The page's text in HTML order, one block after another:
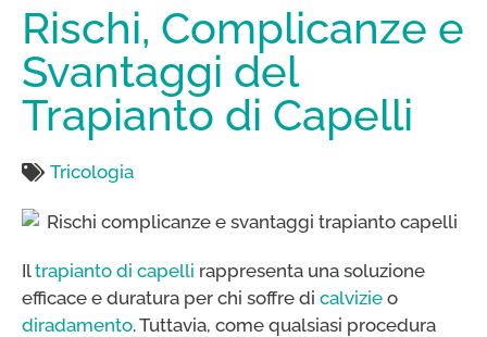
Rischi, Complicanze e
Svantaggi del
Trapianto di Capelli
Tricologia
Iltrapianto di capelli rappresenta una soluzione
efficace e duratura per chi soffre di calvizie o
diradamento. Tuttavia, come qualsiasi procedura